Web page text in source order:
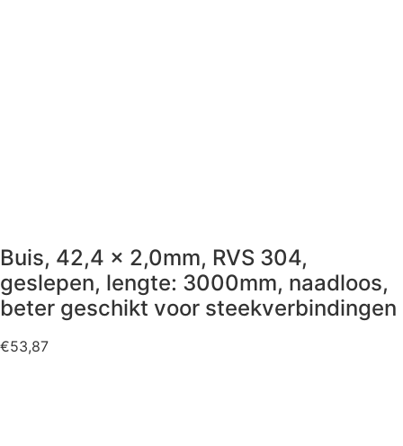
Buis, 42,4 x 2,0mm, RVS 304,
geslepen, lengte: 3000mm, naadloos,
beter geschikt voor steekverbindingen
€53,87